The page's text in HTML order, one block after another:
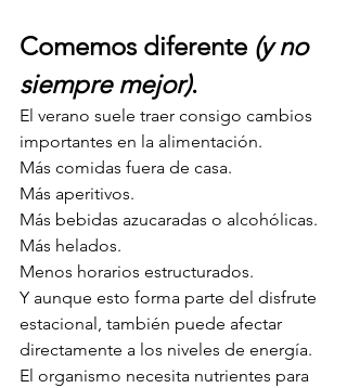
Comemos diferente (y no
siempre mejor).
El verano suele traer consigo cambios
importantes en la alimentación.
Más comidas fuera de casa.
Más aperitivos.
Más bebidas azucaradas o alcohólicas.
Más helados.
Menos horarios estructurados.
Y aunque esto forma parte del disfrute
estacional, también puede afectar
directamente a los niveles de energía.
El organismo necesita nutrientes para